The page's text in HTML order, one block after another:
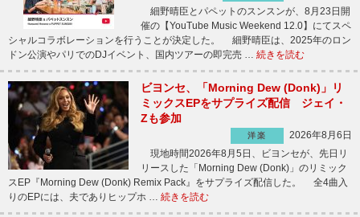
細野晴臣とパペットのスンスンが、8月23日開
催の【YouTube Music Weekend 12.0】にてスペ
シャルコラボレーションを行うことが決定した。 細野晴臣は、2025年のロン
ドン公演やパリでのDJイベント、国内ツアーの即完売 … 続きを読む
ビヨンセ、「Morning Dew (Donk)」リ
ミックスEPをサプライズ配信 ジェイ・
Zも参加
洋楽
2026年8月6日
現地時間2026年8月5日、ビヨンセが、先日リ
リースした「Morning Dew (Donk)」のリミック
スEP『Morning Dew (Donk) Remix Pack』をサプライズ配信した。 全4曲入
りのEPには、夫でありヒップホ … 続きを読む